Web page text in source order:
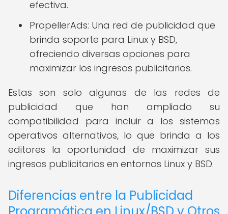
efectiva.
PropellerAds: Una red de publicidad que
brinda soporte para Linux y BSD,
ofreciendo diversas opciones para
maximizar los ingresos publicitarios.
Estas son solo algunas de las redes de
publicidad que han ampliado su
compatibilidad para incluir a los sistemas
operativos alternativos, lo que brinda a los
editores la oportunidad de maximizar sus
ingresos publicitarios en entornos Linux y BSD.
Diferencias entre la Publicidad